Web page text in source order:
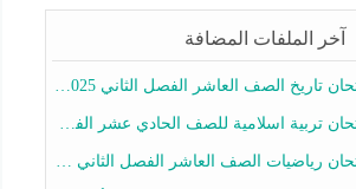
آخر الملفات المضافة
تاريخ الصف العاشر الفصل الثاني 2025-2026
اسلامية للصف الحادي عشر الفصل الثاني 2025-2026
رياضيات الصف العاشر الفصل الثاني 2025-2026